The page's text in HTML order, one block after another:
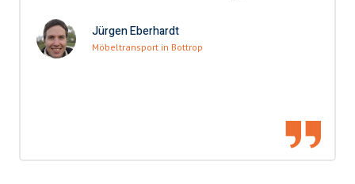
Jürgen Eberhardt
Möbeltransport in Bottrop